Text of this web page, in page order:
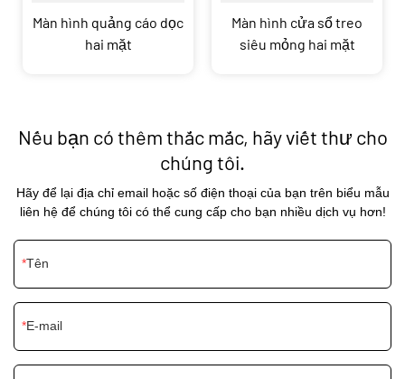
Màn hình quảng cáo dọc
hai mặt
Màn hình cửa sổ treo
siêu mỏng hai mặt
Nếu bạn có thêm thắc mắc, hãy viết thư cho
chúng tôi.
Hãy để lại địa chỉ email hoặc số điện thoại của bạn trên biểu mẫu
liên hệ để chúng tôi có thể cung cấp cho bạn nhiều dịch vụ hơn!
Tên
E-mail